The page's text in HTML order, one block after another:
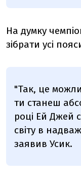
На думку
зібрати усі
"Так, це
ти станеш
році Ей Джей
світу в
заявив Усик.